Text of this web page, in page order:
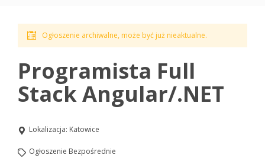
Ogłoszenie archiwalne, może być już nieaktualne.
Programista Full
Stack Angular/.NET
Lokalizacja: Katowice
Ogłoszenie Bezpośrednie